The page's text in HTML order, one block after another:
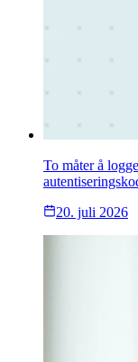
To måter å
20. juli 2026